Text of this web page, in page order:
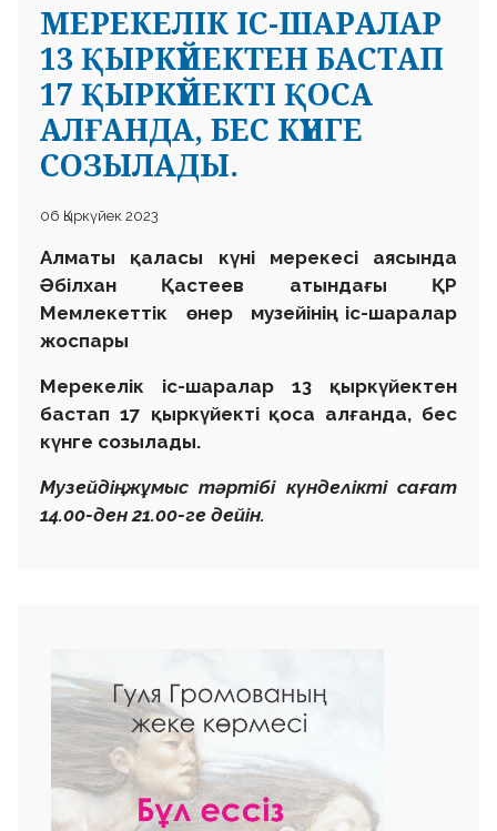
МЕРЕКЕЛІК ІС-ШАРАЛАР
13 ҚЫРКҮЙЕКТЕН БАСТАП
17 ҚЫРКҮЙЕКТІ ҚОСА
АЛҒАНДА, БЕС КҮНГЕ
СОЗЫЛАДЫ.
06 Қыркүйек 2023
Алматы қаласы күні мерекесі аясында
Әбілхан Қастеев атындағы ҚР
Мемлекеттік өнер музейінің іс-шаралар
жоспары
Мерекелік іс-шаралар 13 қыркүйектен
бастап 17 қыркүйекті қоса алғанда, бес
күнге созылады.
Музейдің жұмыс тәртібі күнделікті сағат
14.00-ден 21.00-ге дейін.